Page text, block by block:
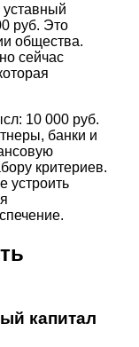
руб. Это
общества.
сейчас
10 000 руб.
банки и
критериев.
устроить
капитал